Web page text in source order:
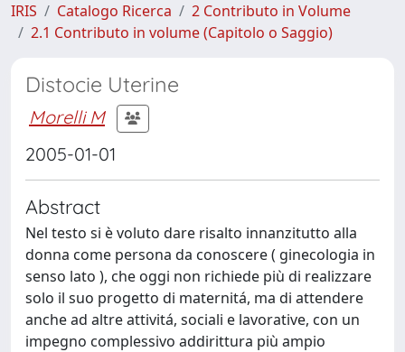
IRIS Catalogo Ricerca
2 Contributo in Volume
2.1 Contributo in volume (Capitolo o Saggio)
Distocie Uterine
Morelli M
2005-01-01
Abstract
Nel testo si è voluto dare risalto innanzitutto alla
donna come persona da conoscere ( ginecologia in
senso lato ), che oggi non richiede più di realizzare
solo il suo progetto di maternitá, ma di attendere
anche ad altre attivitá, sociali e lavorative, con un
impegno complessivo addirittura più ampio